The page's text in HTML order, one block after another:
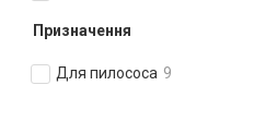
Призначення
Для пилососа 9